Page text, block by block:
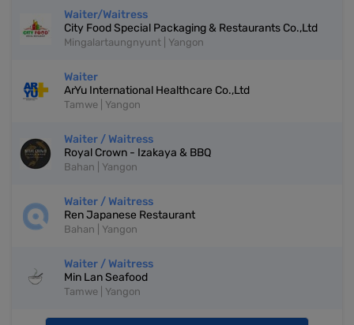
Waiter/Waitress
City Food Special Packaging & Restaurants Co.,Ltd
Mingalartaungnyunt | Yangon
Waiter
ArYu International Healthcare Co.,Ltd
Tamwe | Yangon
Waiter / Waitress
Royal Crown - Izakaya & BBQ
Bahan | Yangon
Waiter / Waitress
Ren Japanese Restaurant
Bahan | Yangon
Waiter / Waitress
Min Lan Seafood
Tamwe | Yangon